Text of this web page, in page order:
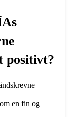
positivt?
en fin og